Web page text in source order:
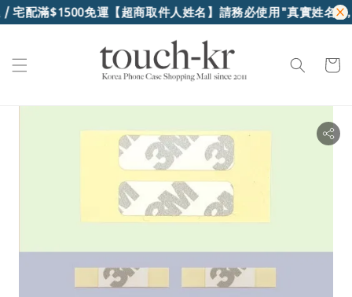
配滿$1500免運【超商取件人姓名】請務必使用"真實姓名"，